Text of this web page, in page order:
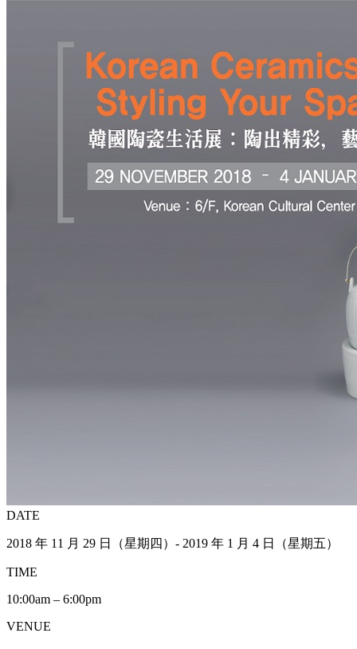
DATE
2018 年 11 月 29 日（星期四）- 2019 年 1 月 4 日（星期五）
TIME
10:00am – 6:00pm
VENUE